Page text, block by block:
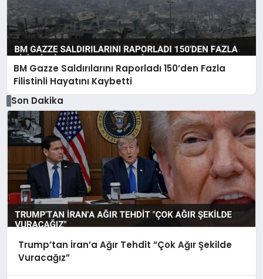
BM Gazze Saldırılarını Raporladı 150’den Fazla
Filistinli Hayatını Kaybetti
Son Dakika
Trump’tan İran’a Ağır Tehdit “Çok Ağır Şekilde
Vuracağız”